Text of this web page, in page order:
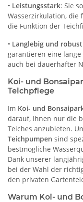
• Leistungsstark: Sie
Wasserzirkulation, die
die Funktion der
• Langlebig und robust
garantieren eine
auch bei dauerhafter
Koi- und
Teichpflege
Im Koi- und
darauf, Ihnen nur die
Teiches anzubieten.
Teichpumpen sind
bestmögliche
Dank unserer
bei der Wahl der
den privaten
Warum Koi- und